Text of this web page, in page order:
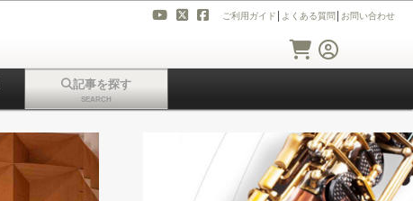
ご利用ガイド よくある質問 お問い合わせ
記事を探す
SEARCH